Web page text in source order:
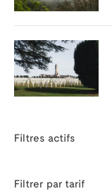
Filtres actifs
Filtrer par tarif